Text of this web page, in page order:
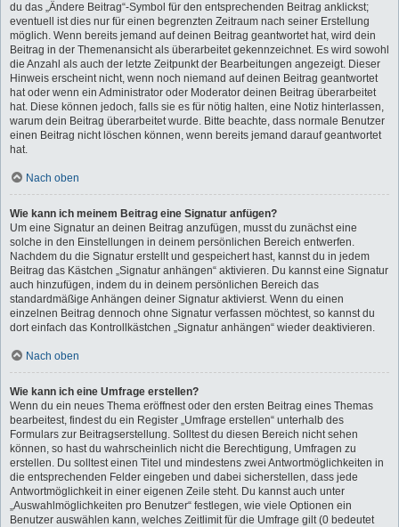
du das „Ändere Beitrag“-Symbol für den entsprechenden Beitrag anklickst;
eventuell ist dies nur für einen begrenzten Zeitraum nach seiner Erstellung
möglich. Wenn bereits jemand auf deinen Beitrag geantwortet hat, wird dein
Beitrag in der Themenansicht als überarbeitet gekennzeichnet. Es wird sowohl
die Anzahl als auch der letzte Zeitpunkt der Bearbeitungen angezeigt. Dieser
Hinweis erscheint nicht, wenn noch niemand auf deinen Beitrag geantwortet
hat oder wenn ein Administrator oder Moderator deinen Beitrag überarbeitet
hat. Diese können jedoch, falls sie es für nötig halten, eine Notiz hinterlassen,
warum dein Beitrag überarbeitet wurde. Bitte beachte, dass normale Benutzer
einen Beitrag nicht löschen können, wenn bereits jemand darauf geantwortet
hat.
Nach oben
Wie kann ich meinem Beitrag eine Signatur anfügen?
Um eine Signatur an deinen Beitrag anzufügen, musst du zunächst eine
solche in den Einstellungen in deinem persönlichen Bereich entwerfen.
Nachdem du die Signatur erstellt und gespeichert hast, kannst du in jedem
Beitrag das Kästchen „Signatur anhängen“ aktivieren. Du kannst eine Signatur
auch hinzufügen, indem du in deinem persönlichen Bereich das
standardmäßige Anhängen deiner Signatur aktivierst. Wenn du einen
einzelnen Beitrag dennoch ohne Signatur verfassen möchtest, so kannst du
dort einfach das Kontrollkästchen „Signatur anhängen“ wieder deaktivieren.
Nach oben
Wie kann ich eine Umfrage erstellen?
Wenn du ein neues Thema eröffnest oder den ersten Beitrag eines Themas
bearbeitest, findest du ein Register „Umfrage erstellen“ unterhalb des
Formulars zur Beitragserstellung. Solltest du diesen Bereich nicht sehen
können, so hast du wahrscheinlich nicht die Berechtigung, Umfragen zu
erstellen. Du solltest einen Titel und mindestens zwei Antwortmöglichkeiten in
die entsprechenden Felder eingeben und dabei sicherstellen, dass jede
Antwortmöglichkeit in einer eigenen Zeile steht. Du kannst auch unter
„Auswahlmöglichkeiten pro Benutzer“ festlegen, wie viele Optionen ein
Benutzer auswählen kann, welches Zeitlimit für die Umfrage gilt (0 bedeutet